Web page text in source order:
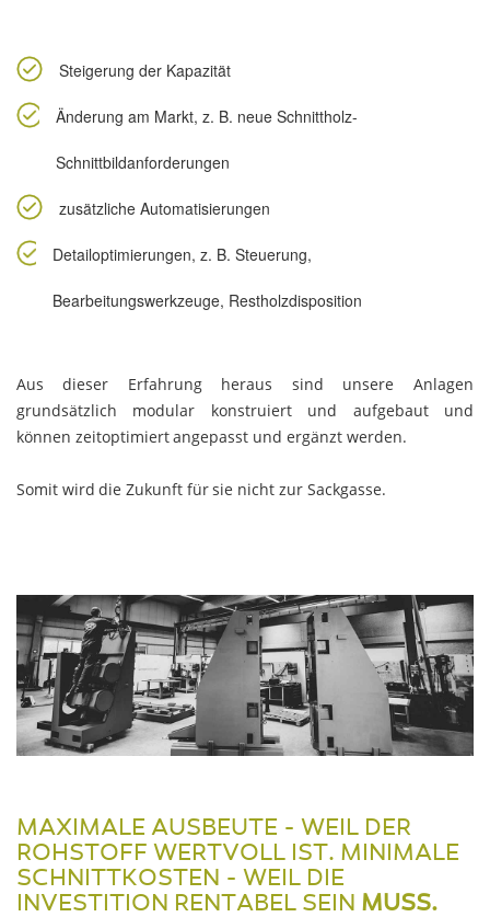
Steigerung der Kapazität
Änderung am Markt, z. B. neue Schnittholz-
Schnittbildanforderungen
zusätzliche Automatisierungen
Detailoptimierungen, z. B. Steuerung,
Bearbeitungswerkzeuge, Restholzdisposition
Aus dieser Erfahrung heraus sind unsere Anlagen
grundsätzlich modular konstruiert und aufgebaut und
können zeitoptimiert angepasst und ergänzt werden.
Somit wird die Zukunft für sie nicht zur Sackgasse.
MAXIMALE AUSBEUTE - WEIL DER
ROHSTOFF WERTVOLL IST. MINIMALE
SCHNITTKOSTEN - WEIL DIE
INVESTITION RENTABEL SEIN MUSS.